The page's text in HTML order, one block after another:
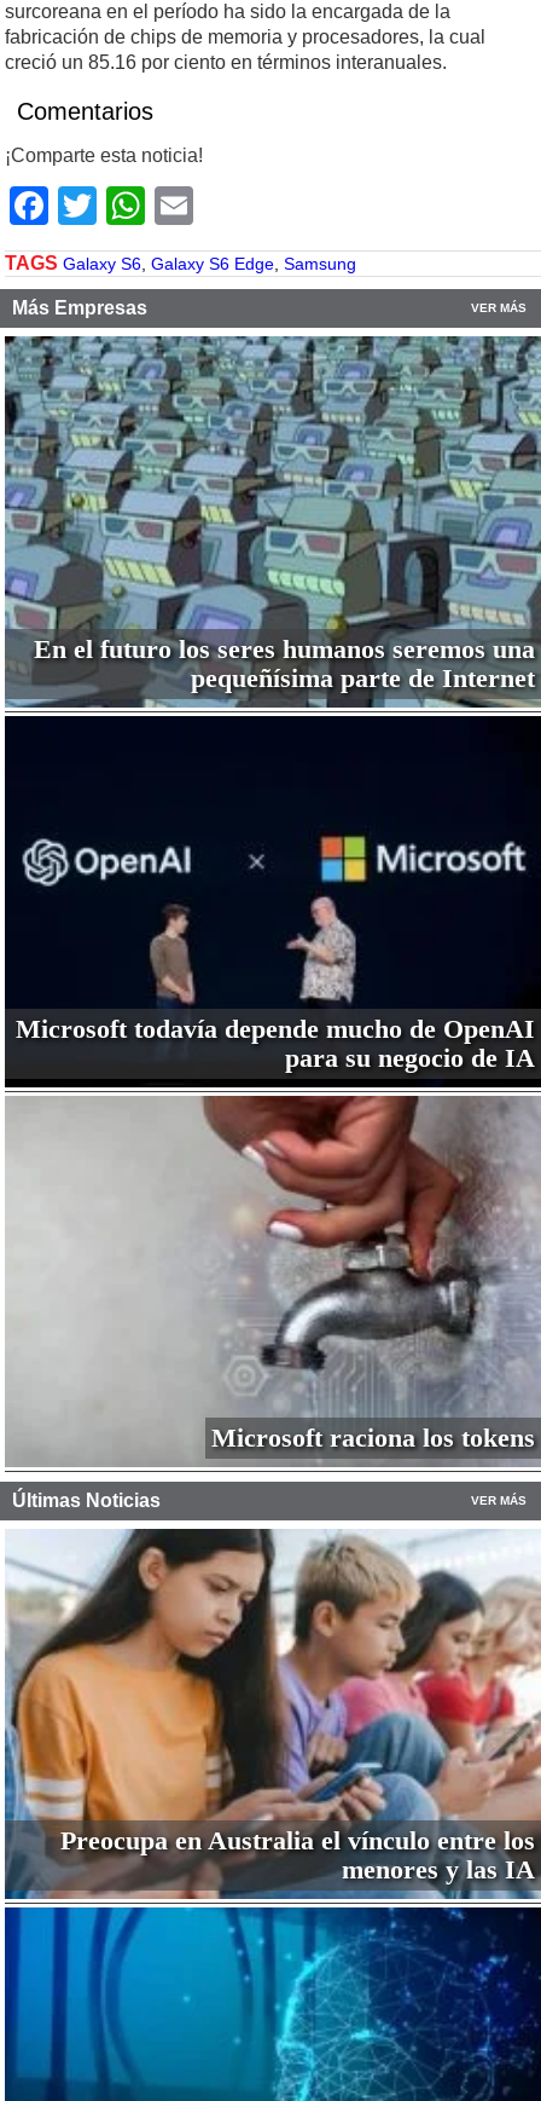
surcoreana en el período ha sido la encargada de la
fabricación de chips de memoria y procesadores, la cual
creció un 85.16 por ciento en términos interanuales.
Comentarios
¡Comparte esta noticia!
Facebook
TwitterWhatsApp
TAGS Galaxy S6, Galaxy S6 Edge, Samsung
Más Empresas VER MÁS
En el futuro los seres humanos seremos una
pequeñísima parte de Internet
Microsoft todavía depende mucho de OpenAI
para su negocio de IA
Microsoft raciona los tokens
Últimas Noticias VER MÁS
Preocupa en Australia el vínculo entre los
menores y las IA